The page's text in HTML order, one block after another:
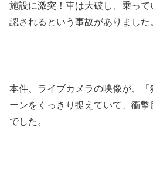
施設に激突！車は大破し、乗っ
認されるという事故がありました
本件、ライブカメラの映像が、
ーンをくっきり捉えていて、衝
でした。